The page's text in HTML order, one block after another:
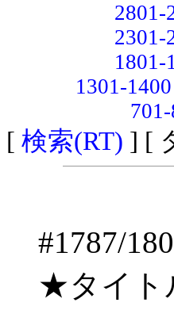
2801-
2301-
1801-
1301-1400
[ 検索(RT) ] [
#1787/
★タイト